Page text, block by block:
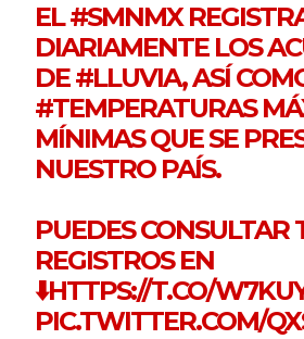
EL#SMNMX
DIARIAMENTE LOS
DE#LLUVIA, ASÍ
#TEMPERATURAS
MÍNIMAS QUE SE
NUESTRO PAÍS.
PUEDES CONSULTAR
REGISTROS EN
⬇️HTTPS://T.CO/
PIC.TWITTER.COM/